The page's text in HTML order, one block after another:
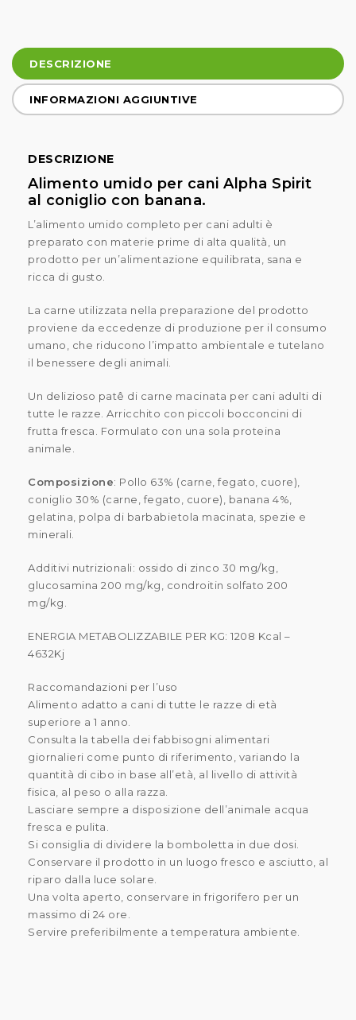
DESCRIZIONE
INFORMAZIONI AGGIUNTIVE
DESCRIZIONE
Alimento umido per cani Alpha Spirit
al coniglio con banana.
L’alimento umido completo per cani adulti è
preparato con materie prime di alta qualità, un
prodotto per un’alimentazione equilibrata, sana e
ricca di gusto.
La carne utilizzata nella preparazione del prodotto
proviene da eccedenze di produzione per il consumo
umano, che riducono l’impatto ambientale e tutelano
il benessere degli animali.
Un delizioso patê di carne macinata per cani adulti di
tutte le razze. Arricchito con piccoli bocconcini di
frutta fresca. Formulato con una sola proteina
animale.
Composizione: Pollo 63% (carne, fegato, cuore),
coniglio 30% (carne, fegato, cuore), banana 4%,
gelatina, polpa di barbabietola macinata, spezie e
minerali.
Additivi nutrizionali: ossido di zinco 30 mg/kg,
glucosamina 200 mg/kg, condroitin solfato 200
mg/kg.
ENERGIA METABOLIZZABILE PER KG: 1208 Kcal –
4632Kj
Raccomandazioni per l’uso
Alimento adatto a cani di tutte le razze di età
superiore a 1 anno.
Consulta la tabella dei fabbisogni alimentari
giornalieri come punto di riferimento, variando la
quantità di cibo in base all’età, al livello di attività
fisica, al peso o alla razza.
Lasciare sempre a disposizione dell’animale acqua
fresca e pulita.
Si consiglia di dividere la bomboletta in due dosi.
Conservare il prodotto in un luogo fresco e asciutto, al
riparo dalla luce solare.
Una volta aperto, conservare in frigorifero per un
massimo di 24 ore.
Servire preferibilmente a temperatura ambiente.